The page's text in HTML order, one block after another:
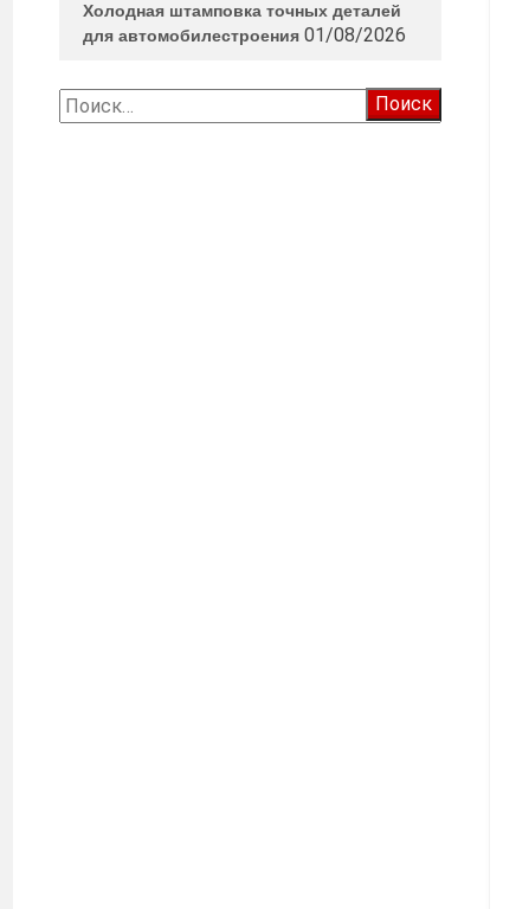
Холодная штамповка точных деталей
для автомобилестроения 01/08/2026
Найти: